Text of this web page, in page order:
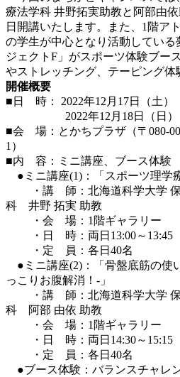
療法学科 井野拓実助教と阿部由
日開講いたします。また、1階ア
の学生が中心となり活動している
ジェクトF」がスポーツ体験ブー
やストレッチング、テーピング体
開催概要
■日 時： 2022年12月17日（土）
2022年12月18日（日）
■会 場：とかちプラザ（〒080-
1）
■内 容：ミニ講座、ブース体験
●ミニ講座(1)：「スポーツ理学
・講 師：北海道科学大学 保
科 井野 拓実 助教
・会 場：1階ギャラリー
・日 時：両日13:00～13:45
・定 員：各日40名
●ミニ講座(2)：「骨盤底筋の使
っこりお腹解消！-」
・講 師：北海道科学大学 保
科 阿部 由依 助教
・会 場：1階ギャラリー
・日 時：両日14:30～15:15
・定 員：各日40名
●ブース体験：バランスチャレ